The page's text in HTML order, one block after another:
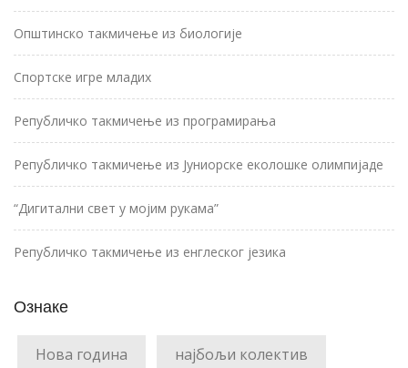
Општинско такмичење из биологије
Спортске игре младих
Републичко такмичење из програмирања
Републичко такмичење из Јуниорске еколошке олимпијаде
“Дигитални свет у мојим рукама”
Републичко такмичење из енглеског језика
Ознаке
Нова година најбољи колектив